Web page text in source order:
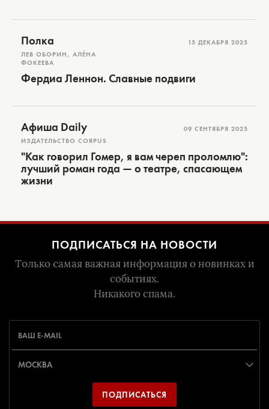
Полка
ЛЕВ ОБОРИН, АЛЁНА
ФОКЕЕВА
15 ДЕКАБРЯ 2025
Фердиа Леннон. Славные подвиги
Афиша Daily
ИЗДАТЕЛЬСТВО CORPUS
09 СЕНТЯБРЯ 2025
"Как говорил Гомер, я вам череп проломлю":
лучший роман года — о театре, спасающем
жизни
ПОДПИСАТЬСЯ НА НОВОСТИ
Только самая важная информация о новинках и
событиях.
Никакого спама.
ПОДПИСАТЬСЯ